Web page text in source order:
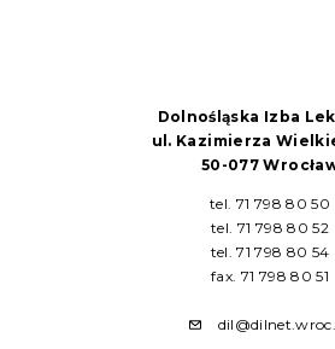
Dolnośląska Izba
ul. Kazimierza
50-077
tel. 71 798 80 50
tel. 71 798 80 52
tel. 71 798 80 54
fax. 71 798 80 51